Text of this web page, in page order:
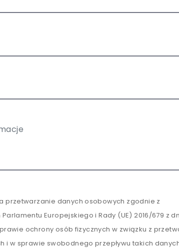
przetwarzanie danych osobowych zgodnie z
Europejskiego i Rady (UE) 2016/679 z
ochrony osób fizycznych w związku z
i w sprawie swobodnego przepływu takich